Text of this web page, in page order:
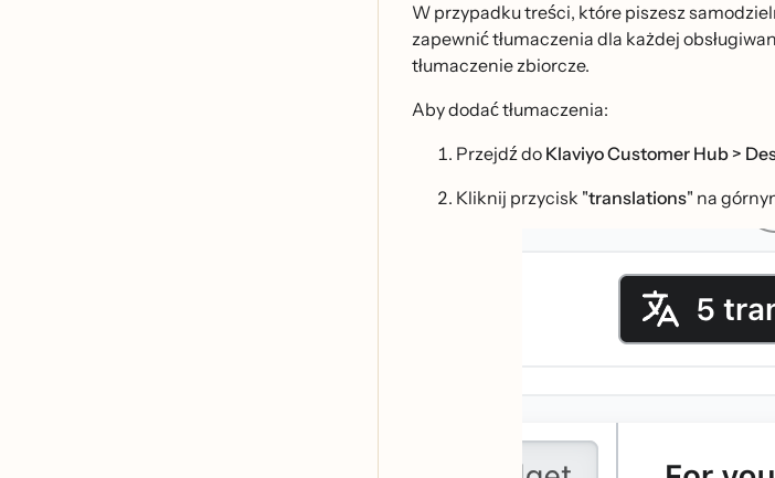
W przypadku treści, które piszesz
zapewnić tłumaczenia dla każdej
tłumaczenie zbiorcze.
Aby dodać tłumaczenia:
Przejdź do Klaviyo Customer Hub >
Kliknij przycisk "translations" na